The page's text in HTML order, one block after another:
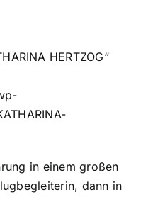
HERTZOG“
in einem großen
dann in